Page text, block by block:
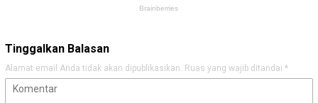
Tinggalkan Balasan
Alamat email Anda tidak akan dipublikasikan. Ruas yang wajib ditandai *